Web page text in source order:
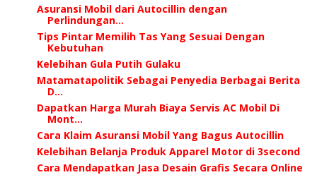
Asuransi Mobil dari Autocillin dengan
Perlindungan...
Tips Pintar Memilih Tas Yang Sesuai Dengan
Kebutuhan
Kelebihan Gula Putih Gulaku
Matamatapolitik Sebagai Penyedia Berbagai Berita
D...
Dapatkan Harga Murah Biaya Servis AC Mobil Di
Mont...
Cага Klaim Asuransi Mobil Yang Bagus Autocillin
Kelebihan Belanja Produk Apparel Motor di 3second
Cara Mendapatkan Jasa Desain Grafis Secara Online